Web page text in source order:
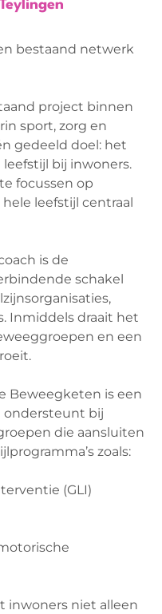
bestaand netwerk
project binnen
sport, zorg en
gedeeld doel: het
bij inwoners.
focussen op
leefstijl centraal
is de
schakel
Inmiddels draait het
en een
Beweegketen is een
ondersteunt bij
die aansluiten
zoals:
(GLI)
inwoners niet alleen